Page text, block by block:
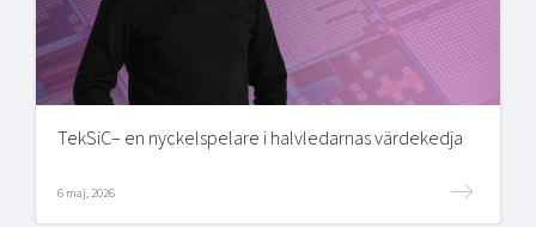
TekSiC– en nyckelspelare i halvledarnas värdekedja
6 maj, 2026